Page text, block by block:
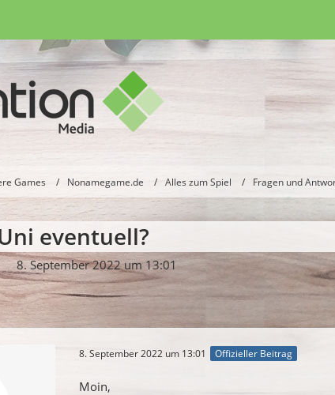
Games Nonamegame.de Alles zum Spiel Fragen und
eventuell?
8. September 2022 um 13:01
8. September 2022 um 13:01 Offizieller Beitrag
Moin,